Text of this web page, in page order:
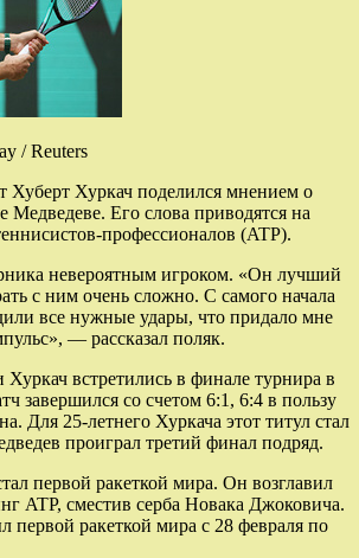
/ Reuters
Хуберт Хуркач поделился мнением о
Медведеве. Его слова приводятся на
профессионалов (ATP).
невероятным игроком. «Он лучший
с ним очень сложно. С самого начала
все нужные удары, что придало мне
— рассказал поляк.
встретились в финале турнира в
завершился со счетом 6:1, 6:4 в пользу
Для 25-летнего Хуркача этот титул стал
проиграл третий финал подряд.
первой ракеткой мира. Он возглавил
ATP, сместив серба Новака Джоковича.
первой ракеткой мира с 28 февраля по